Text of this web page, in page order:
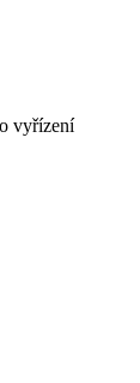
vyřízení